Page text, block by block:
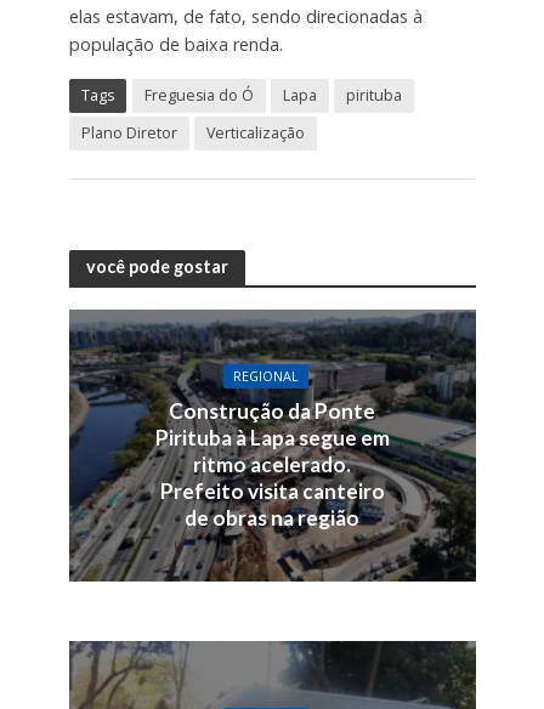
elas estavam, de fato, sendo direcionadas à
população de baixa renda.
Tags Freguesia do Ó Lapa
pirituba
Plano Diretor
Verticalização
você pode gostar
REGIONAL
Construção da Ponte
Pirituba à Lapa segue em
ritmo acelerado.
Prefeito visita canteiro
de obras na região